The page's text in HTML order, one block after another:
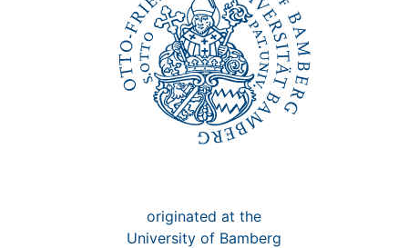
originated at the
University of Bamberg